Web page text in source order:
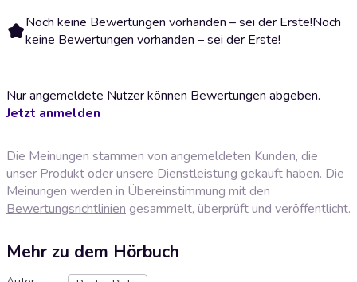
Noch keine Bewertungen vorhanden – sei der Erste!Noch
keine Bewertungen vorhanden – sei der Erste!
Nur angemeldete Nutzer können Bewertungen abgeben.
Jetzt anmelden
Die Meinungen stammen von angemeldeten Kunden, die
unser Produkt oder unsere Dienstleistung gekauft haben. Die
Meinungen werden in Übereinstimmung mit den
Bewertungsrichtlinien gesammelt, überprüft und veröffentlicht.
Mehr zu dem Hörbuch